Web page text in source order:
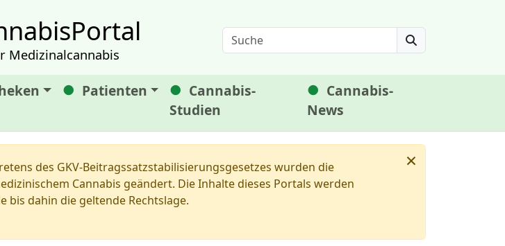
Medizinalcannabis Search
Patienten
Cannabis-
Studien
Cannabis-
News
×
des GKV-Beitragssatzstabilisierungsgesetzes wurden die
Cannabis geändert. Die Inhalte dieses Portals werden
bis dahin die geltende Rechtslage.